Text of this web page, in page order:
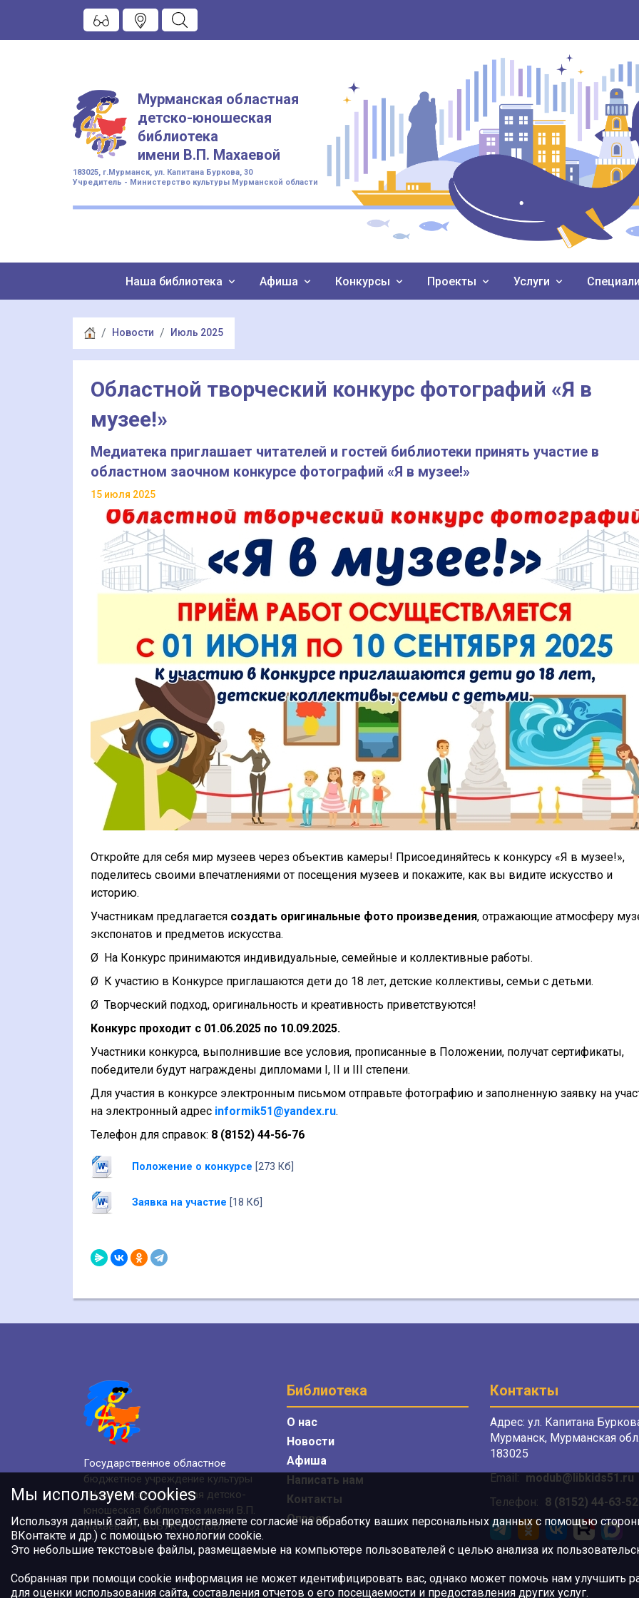
Мурманская областная
детско-юношеская
библиотека
имени В.П. Махаевой
183025, г.Мурманск, ул. Капитана Буркова, 30
Учредитель - Министерство культуры Мурманской области
Наша библиотека Афиша Конкурсы Проекты Услуги
Новости Июль 2025
Областной творческий конкурс фотографий «Я в
музее!»
Медиатека приглашает читателей и гостей библиотеки принять участие в
областном заочном конкурсе фотографий «Я в музее!»
15 июля 2025
Откройте для себя мир музеев через объектив камеры! Присоединяйтесь к конкурсу «Я в музее!»,
поделитесь своими впечатлениями от посещения музеев и покажите, как вы видите искусство и
историю.
Участникам предлагается создать оригинальные фото произведения, отражающие атмосферу
экспонатов и предметов искусства.
Ø На Конкурс принимаются индивидуальные, семейные и коллективные работы.
Ø К участию в Конкурсе приглашаются дети до 18 лет, детские коллективы, семьи с детьми.
Ø Творческий подход, оригинальность и креативность приветствуются!
Конкурс проходит с 01.06.2025 по 10.09.2025.
Участники конкурса, выполнившие все условия, прописанные в Положении, получат сертификаты,
победители будут награждены дипломами I, II и III степени.
Для участия в конкурсе электронным письмом отправьте фотографию и заполненную заявку на
на электронный адрес informik51@yandex.ru.
Телефон для справок: 8 (8152) 44-56-76
Положение о конкурсе [273 Кб]
Заявка на участие [18 Кб]
Государственное областное
бюджетное учреждение культуры
«Мурманская областная детско-
юношеская библиотека имени В.П.
Махаевой» (ГОБУК МОДЮБ)
Библиотека
О нас
Новости
Афиша
Написать нам
Контакты
Опросы
Контакты
Адрес: ул. Капитана
Мурманск, Мурманская
183025
Email: modub@libkids51.ru
Телефон: 8 (8152) 44-63-52
Мы используем cookies
Используя данный сайт, вы предоставляете согласие на обработку ваших персональных данных с помощью
ВКонтакте и др.) с помощью технологии cookie.
Это небольшие текстовые файлы, размещаемые на компьютере пользователей с целью анализа их
Собранная при помощи cookie информация не может идентифицировать вас, однако может помочь нам улучшить
для оценки использования сайта, составления отчетов о его посещаемости и предоставления других услуг.